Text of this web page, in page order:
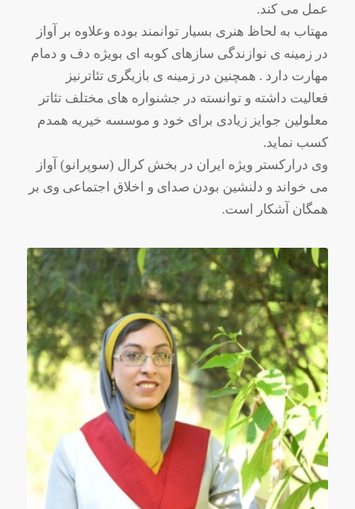
عمل می کند.
مهتاب به لحاظ هنری بسیار توانمند بوده وعلاوه بر آواز
در زمینه ی نوازندگی سازهای کوبه ای بویژه دف و دمام
مهارت دارد . همچنین در زمینه ی بازیگری تئاترنیز
فعالیت داشته و توانسته در جشنواره های مختلف تئاتر
معلولین جوایز زیادی برای خود و موسسه خیریه همدم
کسب نماید.
وی درارکستر ویژه ایران در بخش کرال (سوپرانو) آواز
می خواند و دلنشین بودن صدای و اخلاق اجتماعی وی بر
همگان آشکار است.